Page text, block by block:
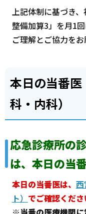
上記体制に基づき
整備加算3」を月1
ご理解とご協力をお
本日の当番
科・内科）
応急診療所の
は、本日の当
本日の当番医は、
ト） でご確認くださ